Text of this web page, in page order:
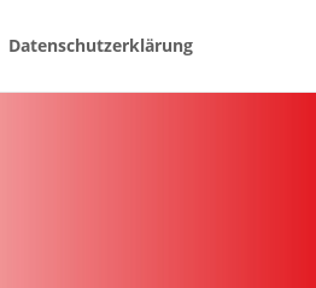
Datenschutzerklärung